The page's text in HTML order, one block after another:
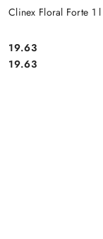
Clinex Floral Forte 1
Cena:
19.63
Cena:
19.63